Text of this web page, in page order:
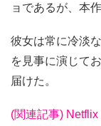
ョであるが、本
彼女は常に冷淡
を見事に演じて
届けた。
(関連記事) Netflix